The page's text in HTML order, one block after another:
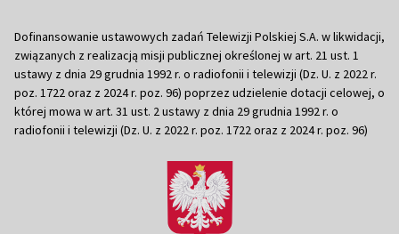
Dofinansowanie ustawowych zadań Telewizji Polskiej S.A. w likwidacji,
związanych z realizacją misji publicznej określonej w art. 21 ust. 1
ustawy z dnia 29 grudnia 1992 r. o radiofonii i telewizji (Dz. U. z 2022 r.
poz. 1722 oraz z 2024 r. poz. 96) poprzez udzielenie dotacji celowej, o
której mowa w art. 31 ust. 2 ustawy z dnia 29 grudnia 1992 r. o
radiofonii i telewizji (Dz. U. z 2022 r. poz. 1722 oraz z 2024 r. poz. 96)